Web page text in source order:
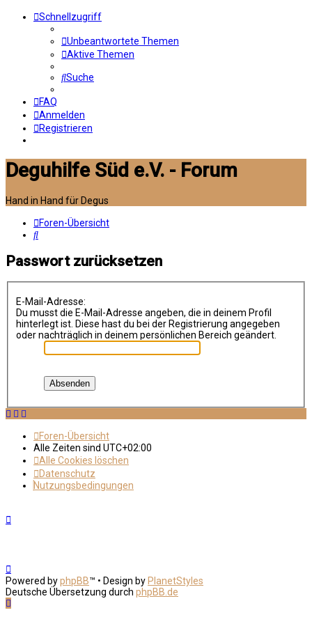
Schnellzugriff
Unbeantwortete Themen
Aktive Themen
Suche
FAQ
Anmelden
Registrieren
Deguhilfe Süd e.V. - Forum
Hand in Hand für Degus
Foren-Übersicht
Suche
Passwort zurücksetzen
E-Mail-Adresse:
Du musst die E-Mail-Adresse angeben, die in deinem Profil
hinterlegt ist. Diese hast du bei der Registrierung angegeben
oder nachträglich in deinem persönlichen Bereich geändert.
Foren-Übersicht
Alle Zeiten sind UTC+02:00
Alle Cookies löschen
Datenschutz
Nutzungsbedingungen
Powered byphpBB™ • Design by PlanetStyles
Deutsche Übersetzung durch phpBB.de